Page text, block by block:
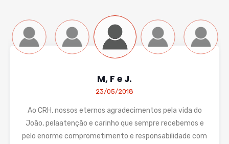
M, F e J.
23/05/2018
Ao CRH, nossos eternos agradecimentos pela vida do
João, pelaatenção e carinho que sempre recebemos e
pelo enorme comprometimento e responsabilidade com